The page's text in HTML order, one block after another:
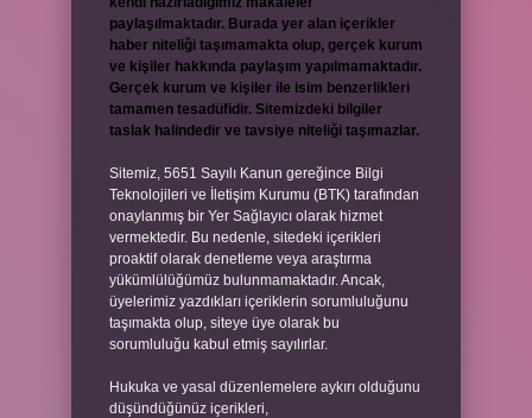
paylaşılmaktadır. Burada yer alan içerikler
haber niteliği taşımamakta olup, gerçek kurum
ve kişiler hakkında paylaşım yapılmamaktadır.
Gerçek kurum ve kişiler ile isim benzerlikleri
tamamen tesadüfidir. Sitemizdeki bilgiler
taslak halindedir ve tavsiye niteliği taşımazlar.
Sitemiz, 5651 Sayılı Kanun gereğince Bilgi
Teknolojileri ve İletişim Kurumu (BTK) tarafından
onaylanmış bir Yer Sağlayıcı olarak hizmet
vermektedir. Bu nedenle, sitedeki içerikleri
proaktif olarak denetleme veya araştırma
yükümlülüğümüz bulunmamaktadır. Ancak,
üyelerimiz yazdıkları içeriklerin sorumluluğunu
taşımakta olup, siteye üye olarak bu
sorumluluğu kabul etmiş sayılırlar.
Hukuka ve yasal düzenlemelere aykırı olduğunu
düşündüğünüz içerikleri,